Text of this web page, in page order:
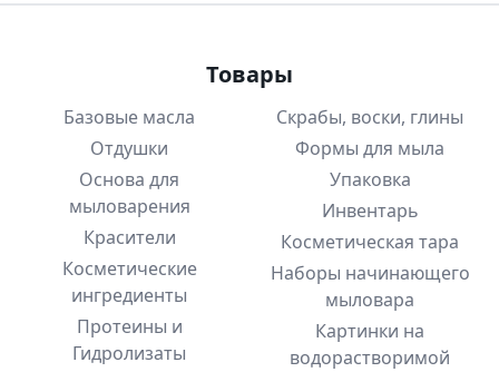
Товары
Базовые масла
Отдушки
Основа для
мыловарения
Красители
Косметические
ингредиенты
Протеины и
Гидролизаты
Скрабы, воски, глины
Формы для мыла
Упаковка
Инвентарь
Косметическая тара
Наборы начинающего
мыловара
Картинки на
водорастворимой